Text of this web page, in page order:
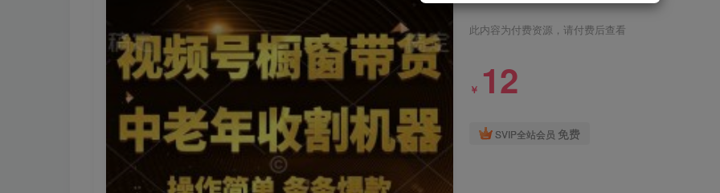
此内容为付费资源，请付费后查看
￥ 12
SVIP全站会员 免费